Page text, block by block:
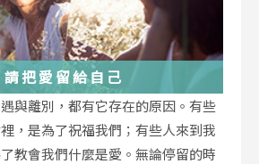
把愛留給自己
與離別，都有它存在的原因。有些
，是為了祝福我們；有些人來到我
教會我們什麼是愛。無論停留的時